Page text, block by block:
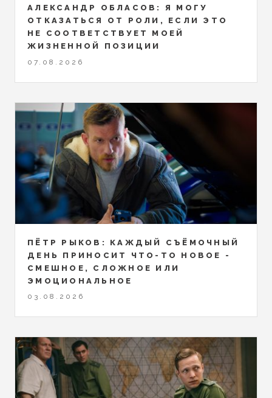
АЛЕКСАНДР ОБЛАСОВ: Я МОГУ
ОТКАЗАТЬСЯ ОТ РОЛИ, ЕСЛИ ЭТО
НЕ СООТВЕТСТВУЕТ МОЕЙ
ЖИЗНЕННОЙ ПОЗИЦИИ
07.08.2026
ПЁТР РЫКОВ: КАЖДЫЙ СЪЁМОЧНЫЙ
ДЕНЬ ПРИНОСИТ ЧТО-ТО НОВОЕ -
СМЕШНОЕ, СЛОЖНОЕ ИЛИ
ЭМОЦИОНАЛЬНОЕ
03.08.2026